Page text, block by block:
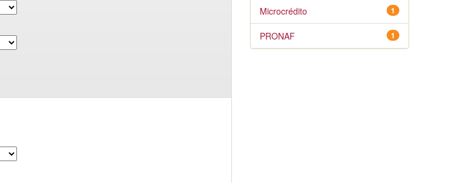
1
Microcrédito
1
PRONAF